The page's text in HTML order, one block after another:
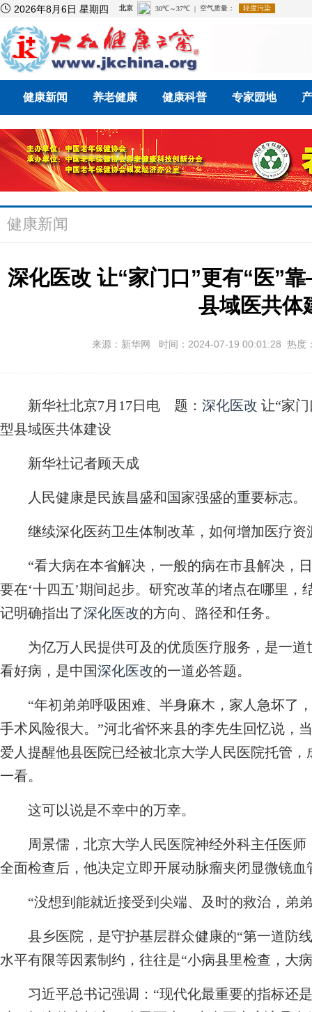
 2026年8月6日 星期四
健康新闻 养老健康 健康科普 专家园地
健康新闻
深化医改 让“家门口”更有“医”
县域医共体
来源：新华网 时间：2024-07-19 00:01:28 热度
新华社北京7月17日电 题： 深化医改 让“家
型县域医共体建设
新华社记者顾天成
人民健康是民族昌盛和国家强盛的重要标志。
继续深化医药卫生体制改革，如何增加医疗资
“看大病在本省解决，一般的病在市县解决，
要在‘十四五’期间起步。研究改革的堵点在哪里，
记明确指出了深化医改的方向、路径和任务。
为亿万人民提供可及的优质医疗服务，是一道
看好病，是中国深化医改的一道必答题。
“年初弟弟呼吸困难、半身麻木，家人急坏了
手术风险很大。”河北省怀来县的李先生回忆说，
爱人提醒他县医院已经被北京大学人民医院托管
一看。
这可以说是不幸中的万幸。
周景儒，北京大学人民医院神经外科主任医师
全面检查后，他决定立即开展动脉瘤夹闭显微镜血
“没想到能就近接受到尖端、及时的救治，弟弟
县乡医院，是守护基层群众健康的“第一道防线
水平有限等因素制约，往往是“小病县里检查，大
习近平总书记强调：“现代化最重要的指标还